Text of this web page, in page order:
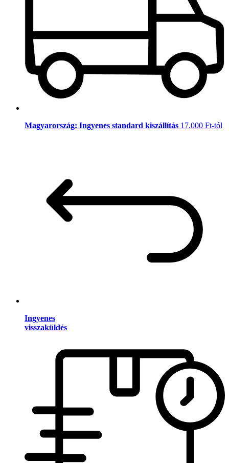
Magyarország: Ingyenes standard kiszállítás 17.000 Ft-tól
Ingyenes
visszaküldés